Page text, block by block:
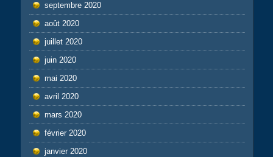
septembre 2020
août 2020
juillet 2020
juin 2020
mai 2020
avril 2020
mars 2020
février 2020
janvier 2020